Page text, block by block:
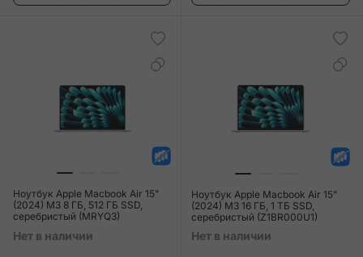
Ноутбук Apple Macbook Air 15"
(2024) M3 8 ГБ, 512 ГБ SSD,
серебристый (MRYQ3)
Нет в наличии
Ноутбук Apple Macbook Air 15"
(2024) M3 16 ГБ, 1 ТБ SSD,
серебристый (Z1BR000U1)
Нет в наличии